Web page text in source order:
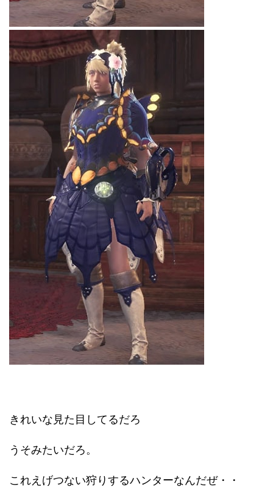
きれいな見た目してるだろ
うそみたいだろ。
これえげつない狩りするハンターなんだぜ・・